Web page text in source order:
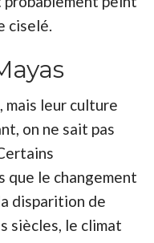
ciselé.
leur culture
on ne sait pas
que le changement
disparition de
siècles, le climat